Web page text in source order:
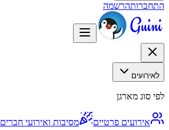
התחברותהרשמה
לאירועים
לפי סוג מארגן
אירועים פרטיים מסיבות ואירועי חברים